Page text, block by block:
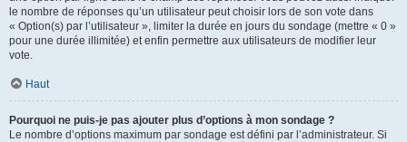
le nombre de réponses qu’un utilisateur peut choisir lors de son vote dans
« Option(s) par l’utilisateur », limiter la durée en jours du sondage (mettre « 0 »
pour une durée illimitée) et enfin permettre aux utilisateurs de modifier leur
vote.
Haut
Pourquoi ne puis-je pas ajouter plus d’options à mon sondage ?
Le nombre d’options maximum par sondage est défini par l’administrateur. Si